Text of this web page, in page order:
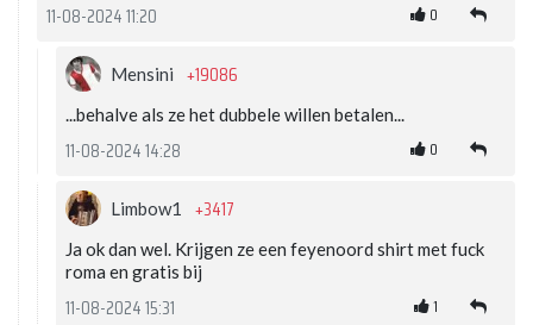
11-08-2024 11:20 0
Mensini +19086
...behalve als ze het dubbele willen betalen...
11-08-2024 14:28 0
Limbow1 +3417
Ja ok dan wel. Krijgen ze een feyenoord shirt met fuck
roma en gratis bij
11-08-2024 15:31 1